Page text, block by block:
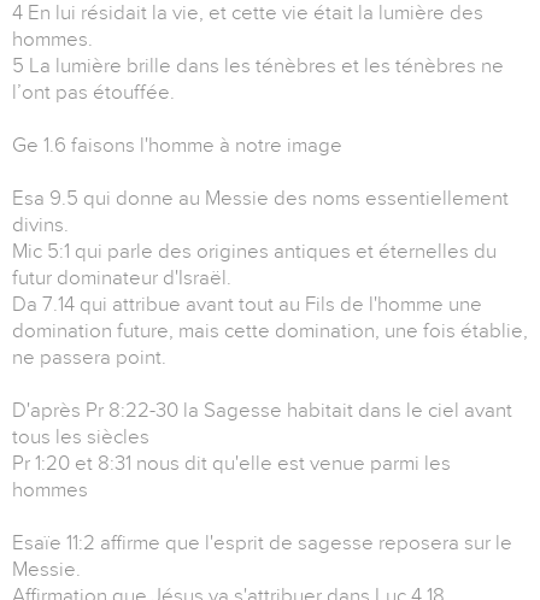
4 En lui résidait la vie, et cette vie était la lumière des
hommes.
5 La lumière brille dans les ténèbres et les ténèbres ne
l’ont pas étouffée.
Ge 1.6 faisons l'homme à notre image
Esa 9.5 qui donne au Messie des noms essentiellement
divins.
Mic 5:1 qui parle des origines antiques et éternelles du
futur dominateur d'Israël.
Da 7.14 qui attribue avant tout au Fils de l'homme une
domination future, mais cette domination, une fois établie,
ne passera point.
D'après Pr 8:22-30 la Sagesse habitait dans le ciel avant
tous les siècles
Pr 1:20 et 8:31 nous dit qu'elle est venue parmi les
hommes
Esaïe 11:2 affirme que l'esprit de sagesse reposera sur le
Messie.